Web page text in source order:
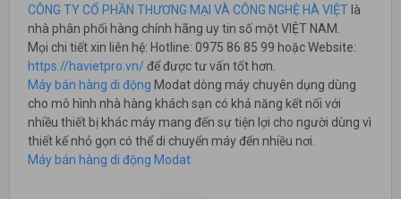
CÔNG TY CỔ PHẦN THƯƠNG MẠI VÀ CÔNG NGHỆ HÀ VIỆT là
nhà phân phối hàng chính hãng uy tin số một VIỆT NAM.
Mọi chi tiết xin liên hệ: Hotline: 0975 86 85 99 hoặc Website:
https://havietpro.vn/ để được tư vấn tốt hơn.
Máy bán hàng di động Modat dòng máy chuyên dụng dùng
cho mô hình nhà hàng khách sạn có khả năng kết nối với
nhiều thiết bị khác máy mang đến sự tiện lợi cho người dùng vì
thiết kế nhỏ gọn có thể di chuyển máy đến nhiều nơi.
Máy bán hàng di động Modat